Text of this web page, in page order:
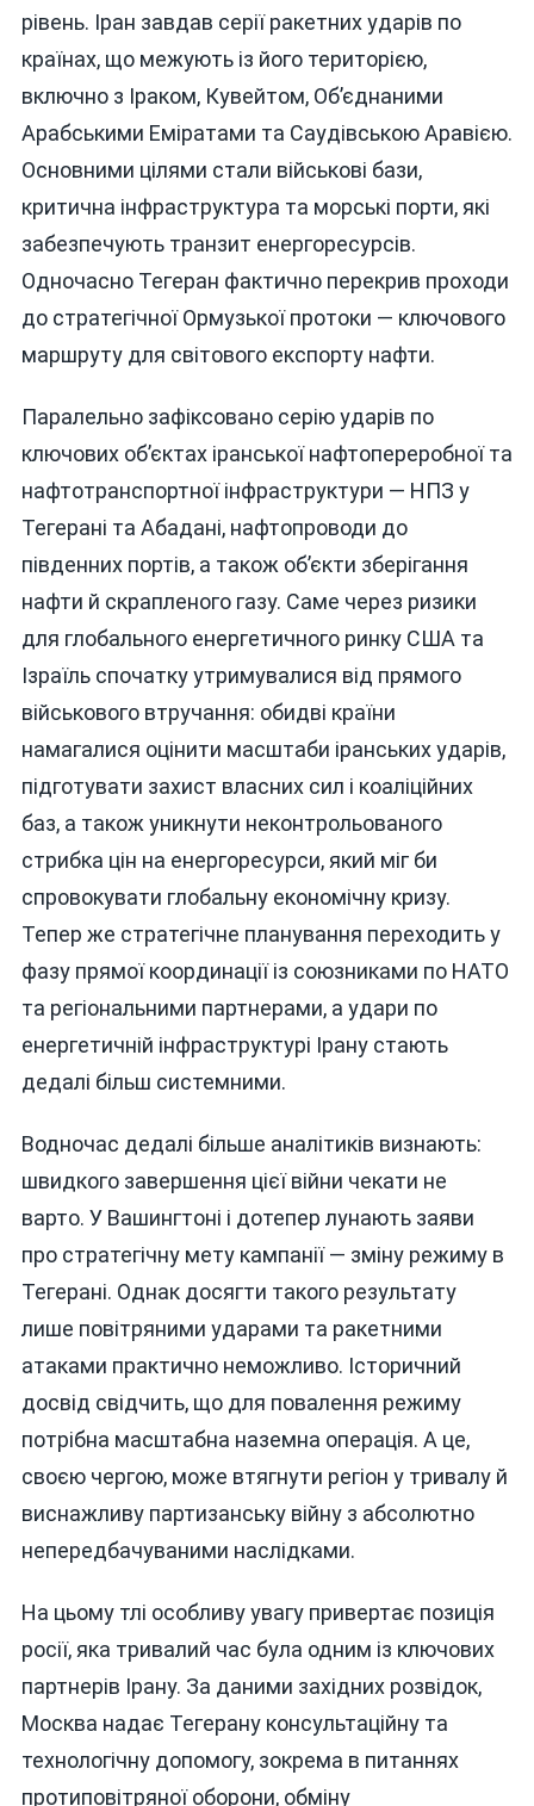
рівень. Іран завдав серії ракетних ударів по
країнах, що межують із його територією,
включно з Іраком, Кувейтом, Об’єднаними
Арабськими Еміратами та Саудівською Аравією.
Основними цілями стали військові бази,
критична інфраструктура та морські порти, які
забезпечують транзит енергоресурсів.
Одночасно Тегеран фактично перекрив проходи
до стратегічної Ормузької протоки — ключового
маршруту для світового експорту нафти.
Паралельно зафіксовано серію ударів по
ключових об’єктах іранської нафтопереробної та
нафтотранспортної інфраструктури — НПЗ у
Тегерані та Абадані, нафтопроводи до
південних портів, а також об’єкти зберігання
нафти й скрапленого газу. Саме через ризики
для глобального енергетичного ринку США та
Ізраїль спочатку утримувалися від прямого
військового втручання: обидві країни
намагалися оцінити масштаби іранських ударів,
підготувати захист власних сил і коаліційних
баз, а також уникнути неконтрольованого
стрибка цін на енергоресурси, який міг би
спровокувати глобальну економічну кризу.
Тепер же стратегічне планування переходить у
фазу прямої координації із союзниками по НАТО
та регіональними партнерами, а удари по
енергетичній інфраструктурі Ірану стають
дедалі більш системними.
Водночас дедалі більше аналітиків визнають:
швидкого завершення цієї війни чекати не
варто. У Вашингтоні і дотепер лунають заяви
про стратегічну мету кампанії — зміну режиму в
Тегерані. Однак досягти такого результату
лише повітряними ударами та ракетними
атаками практично неможливо. Історичний
досвід свідчить, що для повалення режиму
потрібна масштабна наземна операція. А це,
своєю чергою, може втягнути регіон у тривалу й
виснажливу партизанську війну з абсолютно
непередбачуваними наслідками.
На цьому тлі особливу увагу привертає позиція
росії, яка тривалий час була одним із ключових
партнерів Ірану. За даними західних розвідок,
Москва надає Тегерану консультаційну та
технологічну допомогу, зокрема в питаннях
протиповітряної оборони, обміну